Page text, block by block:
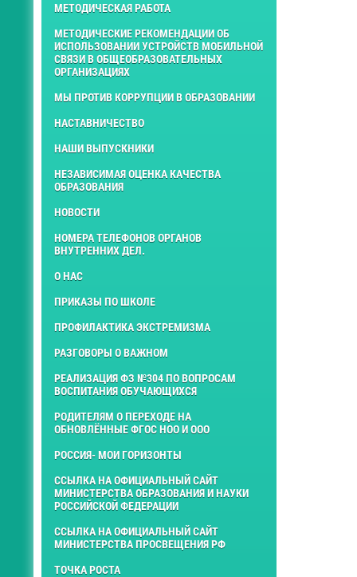
МЕТОДИЧЕСКАЯ РАБОТА
МЕТОДИЧЕСКИЕ РЕКОМЕНДАЦИИ ОБ
ИСПОЛЬЗОВАНИИ УСТРОЙСТВ МОБИЛЬНОЙ
СВЯЗИ В ОБЩЕОБРАЗОВАТЕЛЬНЫХ
ОРГАНИЗАЦИЯХ
МЫ ПРОТИВ КОРРУПЦИИ В ОБРАЗОВАНИИ
НАСТАВНИЧЕСТВО
НАШИ ВЫПУСКНИКИ
НЕЗАВИСИМАЯ ОЦЕНКА КАЧЕСТВА
ОБРАЗОВАНИЯ
НОВОСТИ
НОМЕРА ТЕЛЕФОНОВ ОРГАНОВ
ВНУТРЕННИХ ДЕЛ.
О НАС
ПРИКАЗЫ ПО ШКОЛЕ
ПРОФИЛАКТИКА ЭКСТРЕМИЗМА
РАЗГОВОРЫ О ВАЖНОМ
РЕАЛИЗАЦИЯ ФЗ №304 ПО ВОПРОСАМ
ВОСПИТАНИЯ ОБУЧАЮЩИХСЯ
РОДИТЕЛЯМ О ПЕРЕХОДЕ НА
ОБНОВЛЁННЫЕ ФГОС НОО И ООО
РОССИЯ- МОИ ГОРИЗОНТЫ
ССЫЛКА НА ОФИЦИАЛЬНЫЙ САЙТ
МИНИСТЕРСТВА ОБРАЗОВАНИЯ И НАУКИ
РОССИЙСКОЙ ФЕДЕРАЦИИ
ССЫЛКА НА ОФИЦИАЛЬНЫЙ САЙТ
МИНИСТЕРСТВА ПРОСВЕЩЕНИЯ РФ
ТОЧКА РОСТА